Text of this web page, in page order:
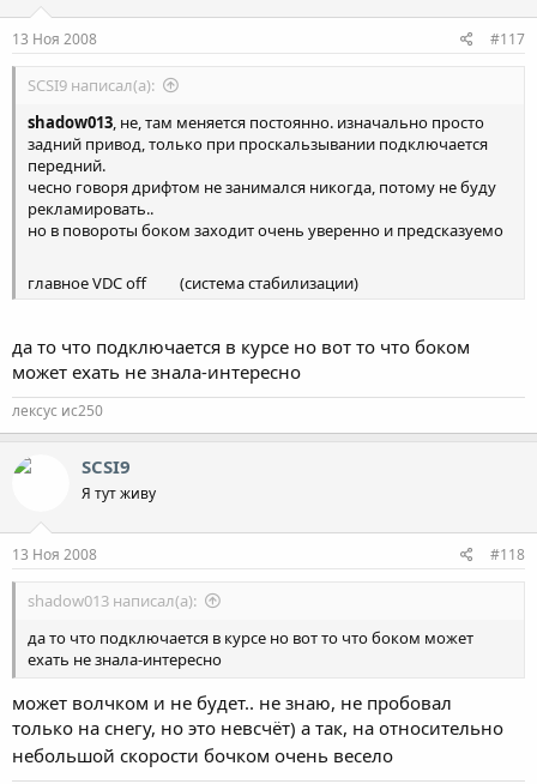
13 Ноя 2008 #117
SCSI9 написал(а):
shadow013, не, там меняется постоянно. изначально просто
задний привод, только при проскальзывании подключается
передний.
чесно говоря дрифтом не занимался никогда, потому не буду
рекламировать..
но в повороты боком заходит очень уверенно и предсказуемо
главное VDC off
(система стабилизации)
да то что подключается в курсе но вот то что боком
может ехать не знала-интересно
лексус ис250
SCSI9
Я тут живу
13 Ноя 2008 #118
shadow013 написал(а):
да то что подключается в курсе но вот то что боком может
ехать не знала-интересно
может волчком и не будет.. не знаю, не пробовал
только на снегу, но это невсчёт) а так, на относительно
небольшой скорости бочком очень весело